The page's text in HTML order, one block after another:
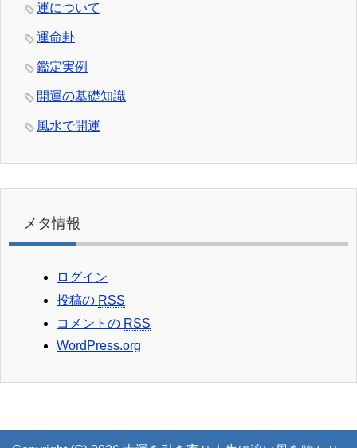
運について
運命卦
鑑定実例
開運の基礎知識
風水で開運
メタ情報
ログイン
投稿の RSS
コメントの RSS
WordPress.org